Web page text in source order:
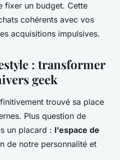
fixer un budget. Cette
cohérents avec vos
acquisitions impulsives.
: transformer
geek
trouvé sa place
Plus question de
un placard : l'espace de
de notre personnalité et